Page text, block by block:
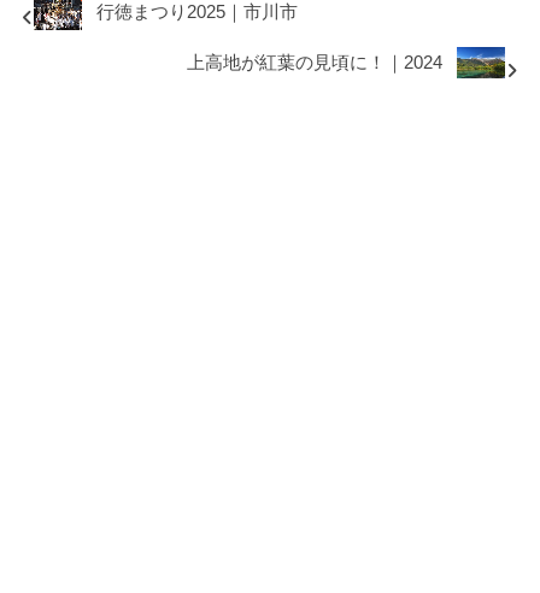
行徳まつり2025｜市川市
上高地が紅葉の見頃に！｜2024